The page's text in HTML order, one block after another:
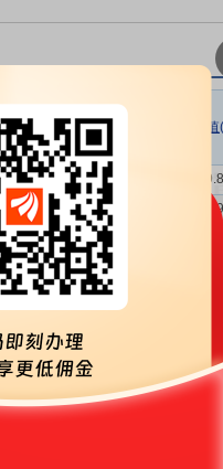
股市值
(万)
户均持
总市
增减比例
(%)
3.34 114.78
3.53 77.92
17.17 83.92
-5.43 66.00
-4.02 64.71
28.28 82.11
1.73
8.21 96.69